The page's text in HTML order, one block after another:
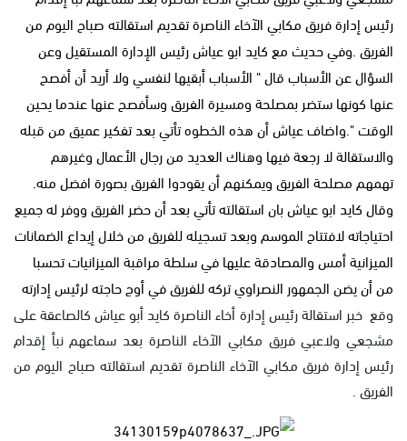
رئيس إدارة فريق مكابي الآخاء الناصرة تقديم استقالته صباح اليوم من
الفريق .وفي حديث مع كايد ابو عياش رئيس الإدارة المستقيل وعن
السؤال عن الأسباب قال " الأسباب أبقيها لنفسي ولا أريد أن أفصح
عنها كونها ستضر بمصلحة ومسيرة الفريق وسأفصح عنها عندما يحين
الوقت ".واضاف عياش أن هذه الخطوه تأتي بعد تفكير عميق من قبله
والاستقالة لا رجعة فيها وهناك العديد من رجال الأعمال وغيرهم
تهمهم مصلحة الفريق ويمكنهم أن يقودوا الفريق بصورة افضل منه.
وقال كايد ابو عياش بان استقالته تأتي بعد أن حضر الفريق ووفر له جميع
احتياجاته لافتتاح الموسم وبعد تسجيله للفريق من خلال إيداع الضمانات
الميزانية أمس والمصادقة عليها في سلطة مراقبة الميزانيات تحسبا
من أن يضن الجمهور النصراوي تركه للفريق في أوج حاجته لرئيس إدارته
وقع خبر استقالة رئيس إدارة أخاء الناصرة كايد أبو عياش كالصاعقة على
مشجعي ولاعبي فريق مكابي الآخاء الناصرة بعد سماعهم نبأ إقدام
رئيس إدارة فريق مكابي الآخاء الناصرة تقديم استقالته صباح اليوم من
الفريق .